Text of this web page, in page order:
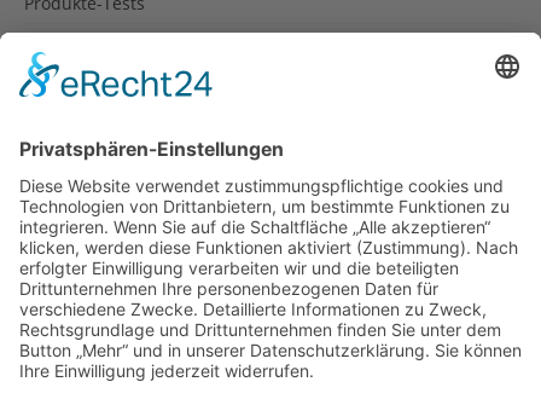
Rezepte
Spanien
Südtirol
USA
Weihnachten
Weihnachtstexte
Datenschutzerklärung